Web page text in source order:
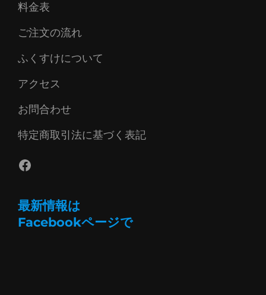
料金表
ご注文の流れ
ふくすけについて
アクセス
お問合わせ
特定商取引法に基づく表記
Facebook
最新情報は
Facebookページで